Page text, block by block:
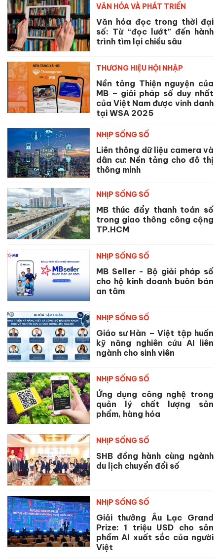
VĂN HÓA VÀ PHÁT TRIỂN
Văn hóa đọc trong thời đại
số: Từ “đọc lướt” đến hành
trình tìm lại chiều sâu
THƯƠNG HIỆU HỘI NHẬP
Nền tảng Thiện nguyện của
MB – giải pháp số duy nhất
của Việt Nam được vinh danh
tại WSA 2025
NHỊP SỐNG SỐ
Liên thông dữ liệu camera và
dân cư: Nền tảng cho đô thị
thông minh
NHỊP SỐNG SỐ
MB thúc đẩy thanh toán số
trong giao thông công cộng
TP.HCM
NHỊP SỐNG SỐ
MB Seller - Bộ giải pháp số
cho hộ kinh doanh buôn bán
an tâm
NHỊP SỐNG SỐ
Giáo sư Hàn – Việt tập huấn
kỹ năng nghiên cứu AI liên
ngành cho sinh viên
NHỊP SỐNG SỐ
Ứng dụng công nghệ trong
quản lý chất lượng sản
phẩm, hàng hóa
NHỊP SỐNG SỐ
SHB đồng hành cùng ngành
du lịch chuyển đổi số
NHỊP SỐNG SỐ
Giải thưởng Âu Lạc Grand
Prize: 1 triệu USD cho sản
phẩm AI xuất sắc của người
Việt